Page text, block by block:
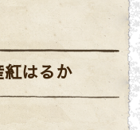
紅はるか